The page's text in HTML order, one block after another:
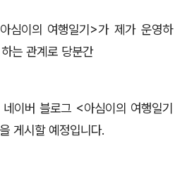
심이의 여행일기>가 제가 운영하
는 관계로 당분간
이버 블로그 <아심이의 여행일기
게시할 예정입니다.